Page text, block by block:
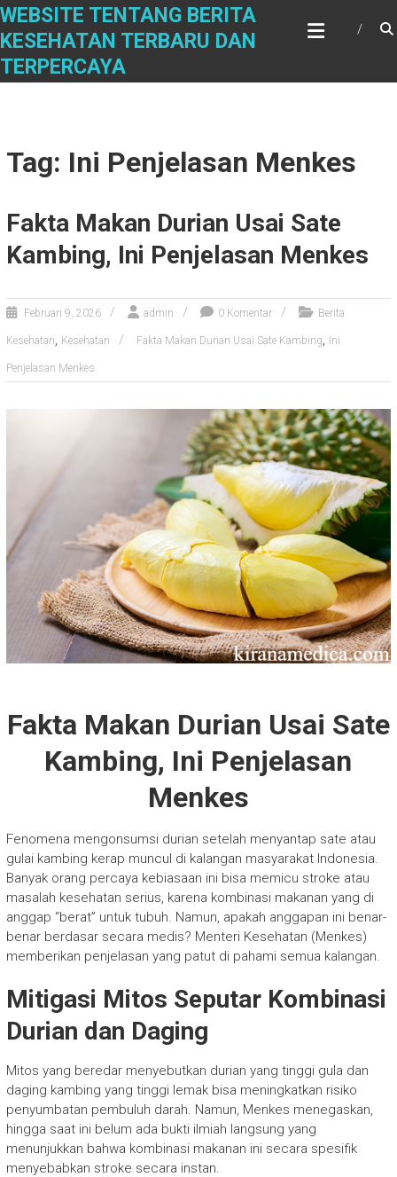
Skip
content
WEBSITE TENTANG BERITA
KESEHATAN TERBARU DAN
TERPERCAYA
Tag: Ini Penjelasan Menkes
Fakta Makan Durian Usai Sate
Kambing, Ini Penjelasan Menkes
Februari 9, 2026 admin 0 Komentar Berita
Kesehatan, Kesehatan Fakta Makan Durian Usai Sate Kambing, Ini
Penjelasan Menkes
Fakta Makan Durian Usai Sate
Kambing, Ini Penjelasan
Menkes
Fenomena mengonsumsi durian setelah menyantap sate atau
gulai kambing kerap muncul di kalangan masyarakat Indonesia.
Banyak orang percaya kebiasaan ini bisa memicu stroke atau
masalah kesehatan serius, karena kombinasi makanan yang di
anggap “berat” untuk tubuh. Namun, apakah anggapan ini benar-
benar berdasar secara medis? Menteri Kesehatan (Menkes)
memberikan penjelasan yang patut di pahami semua kalangan.
Mitigasi Mitos Seputar Kombinasi
Durian dan Daging
Mitos yang beredar menyebutkan durian yang tinggi gula dan
daging kambing yang tinggi lemak bisa meningkatkan risiko
penyumbatan pembuluh darah. Namun, Menkes menegaskan,
hingga saat ini belum ada bukti ilmiah langsung yang
menunjukkan bahwa kombinasi makanan ini secara spesifik
menyebabkan stroke secara instan.